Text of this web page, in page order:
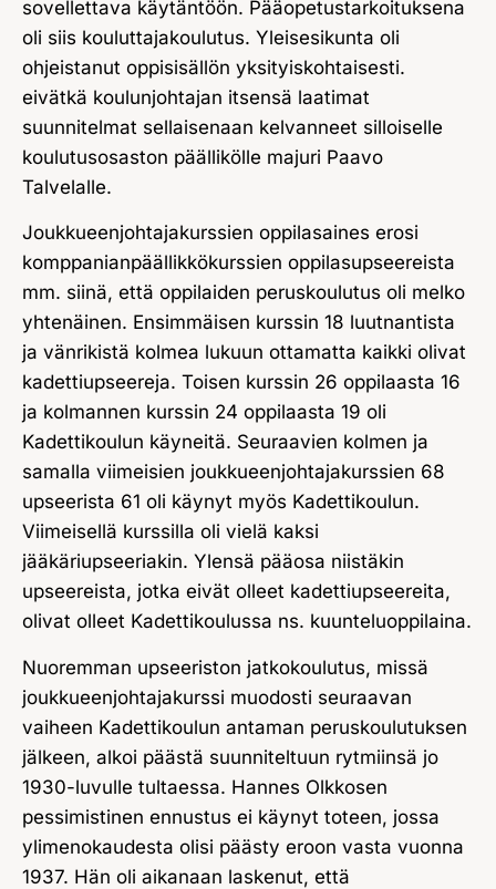
sovellettava käytäntöön. Pääopetustarkoituksena
oli siis kouluttajakoulutus. Yleisesikunta oli
ohjeistanut oppisisällön yksityiskohtaisesti.
eivätkä koulunjohtajan itsensä laatimat
suunnitelmat sellaisenaan kelvanneet silloiselle
koulutusosaston päällikölle majuri Paavo
Talvelalle.
Joukkueenjohtajakurssien oppilasaines erosi
komppanianpäällikkökurssien oppilasupseereista
mm. siinä, että oppilaiden peruskoulutus oli melko
yhtenäinen. Ensimmäisen kurssin 18 luutnantista
ja vänrikistä kolmea lukuun ottamatta kaikki olivat
kadettiupseereja. Toisen kurssin 26 oppilaasta 16
ja kolmannen kurssin 24 oppilaasta 19 oli
Kadettikoulun käyneitä. Seuraavien kolmen ja
samalla viimeisien joukkueenjohtajakurssien 68
upseerista 61 oli käynyt myös Kadettikoulun.
Viimeisellä kurssilla oli vielä kaksi
jääkäriupseeriakin. Ylensä pääosa niistäkin
upseereista, jotka eivät olleet kadettiupseereita,
olivat olleet Kadettikoulussa ns. kuunteluoppilaina.
Nuoremman upseeriston jatkokoulutus, missä
joukkueenjohtajakurssi muodosti seuraavan
vaiheen Kadettikoulun antaman peruskoulutuksen
jälkeen, alkoi päästä suunniteltuun rytmiinsä jo
1930-luvulle tultaessa. Hannes Olkkosen
pessimistinen ennustus ei käynyt toteen, jossa
ylimenokaudesta olisi päästy eroon vasta vuonna
1937. Hän oli aikanaan laskenut, että